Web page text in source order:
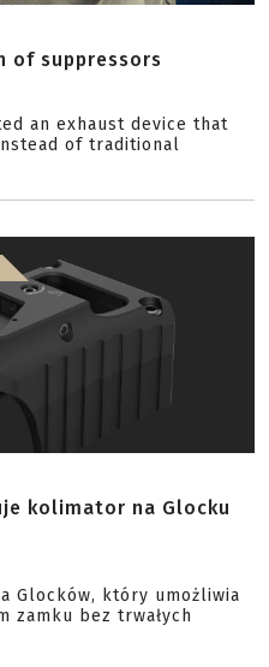
of suppressors
an exhaust device that
of traditional
kolimator na Glocku
Glocków, który umożliwia
zamku bez trwałych